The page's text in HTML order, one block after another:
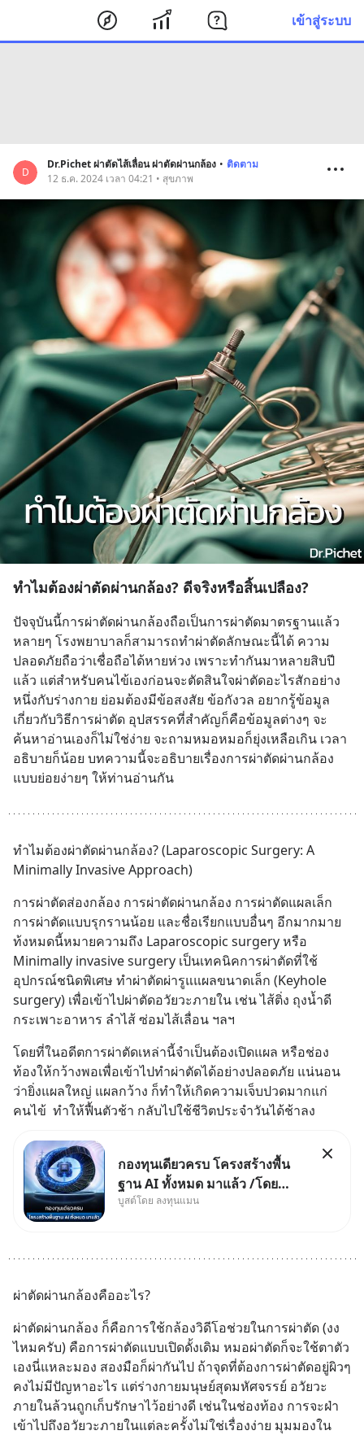
เข้าสู่ระบบ
D
Dr.Pichet ผ่าตัดไส้เลื่อน ผ่าตัดผ่านกล้อง • ติดตาม
12 ธ.ค. 2024 เวลา 04:21 • สุขภาพ
ทำไมต้องผ่าตัดผ่านกล้อง? ดีจริงหรือสิ้นเปลือง?
ปัจจุบันนี้การผ่าตัดผ่านกล้องถือเป็นการผ่าตัดมาตรฐานแล้ว
หลายๆ โรงพยาบาลก็สามารถทำผ่าตัดลักษณะนี้ได้ ความ
ปลอดภัยถือว่าเชื่อถือได้หายห่วง เพราะทำกันมาหลายสิบปี
แล้ว แต่สำหรับคนไข้เองก่อนจะตัดสินใจผ่าตัดอะไรสักอย่าง
หนึ่งกับร่างกาย ย่อมต้องมีข้อสงสัย ข้อกังวล อยากรู้ข้อมูล
เกี่ยวกับวิธีการผ่าตัด อุปสรรคที่สำคัญก็คือข้อมูลต่างๆ จะ
ค้นหาอ่านเองก็ไม่ใช่ง่าย จะถามหมอหมอก็ยุ่งเหลือเกิน เวลา
อธิบายก็น้อย บทความนี้จะอธิบายเรื่องการผ่าตัดผ่านกล้อง
แบบย่อยง่ายๆ ให้ท่านอ่านกัน
ทำไมต้องผ่าตัดผ่านกล้อง? (Laparoscopic Surgery: A
Minimally Invasive Approach)
การผ่าตัดส่องกล้อง การผ่าตัดผ่านกล้อง การผ่าตัดแผลเล็ก
การผ่าตัดแบบรุกรานน้อย และชื่อเรียกแบบอื่นๆ อีกมากมาย
ท้งหมดนี้หมายความถึง Laparoscopic surgery หรือ
Minimally invasive surgery เป็นเทคนิคการผ่าตัดที่ใช้
อุปกรณ์ชนิดพิเศษ ทำผ่าตัดผ่ารูแแผลขนาดเล็ก (Keyhole
surgery) เพื่อเข้าไปผ่าตัดอวัยวะภายใน เช่น ไส้ติ่ง ถุงน้ำดี
กระเพาะอาหาร ลำไส้ ซ่อมไส้เลื่อน ฯลฯ
โดยที่ในอดีตการผ่าตัดเหล่านี้จำเป็นต้องเปิดแผล หรือช่อง
ท้องให้กว้างพอเพื่อเข้าไปทำผ่าตัดได้อย่างปลอดภัย แน่นอน
ว่ายิ่งแผลใหญ่ แผลกว้าง ก็ทำให้เกิดความเจ็บปวดมากแก่
คนไข้  ทำให้ฟื้นตัวช้า กลับไปใช้ชีวิตประจำวันได้ช้าลง
กองทุนเดียวครบ โครงสร้างพื้น
ฐาน AI ทั้งหมด มาแล้ว /โดย
ลงทุนแมน AI Supercycle คือ
หลัก ของการเติบโตทางเศรษฐกิจ
นต่
บูสต์โดย ลงทุนแมน
ผ่าตัดผ่านกล้องคืออะไร?
ผ่าตัดผ่านกล้อง ก็คือการใช้กล้องวิดีโอช่วยในการผ่าตัด (งง
ไหมครับ) คือการผ่าตัดแบบเปิดดั้งเดิม หมอผ่าตัดก็จะใช้ตาตัว
เองนี่แหละมอง สองมือก็ผ่ากันไป ถ้าจุดที่ต้องการผ่าตัดอยู่ผิวๆ
คงไม่มีปัญหาอะไร แต่ร่างกายมนุษย์สุดมหัศจรรย์ อวัยวะ
ภายในล้วนถูกเก็บรักษาไว้อย่างดี เช่นในช่องท้อง การจะฝ่า
เข้าไปถึงอวัยวะภายในแต่ละครั้งไม่ใช่เรื่องง่าย มุมมองใน